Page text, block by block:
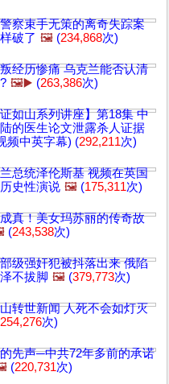
察束手无策的离奇失踪案
破了 🖼️ (234,868次)
经历惨痛 乌克兰能否认清
🖼️▶️ (263,386次)
如山系列讲座】第18集 中
的医生论文泄露杀人证据
频中英字幕) (292,211次)
总统泽伦斯基 视频在英国
史性演说 🖼️ (175,311次)
真！美女玛苏丽的传奇故
(243,538次)
级强奸犯被抖落出来 俄陷
不拔脚 🖼️ (379,773次)
转世新闻 人死不会如灯灭
254,276次)
先声─中共72年多前的承诺
(220,731次)